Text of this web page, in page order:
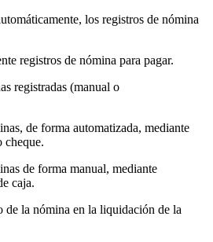
los registros de nómina
registros de nómina para pagar.
registradas (manual o
de forma automatizada, mediante
cheque.
de forma manual, mediante
caja.
de la nómina en la liquidación de la